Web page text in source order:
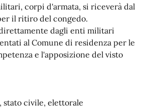
corpi d'armata, si riceverà dal
il ritiro del congedo.
dagli enti militari
al Comune di residenza per le
e l'apposizione del visto
civile, elettorale